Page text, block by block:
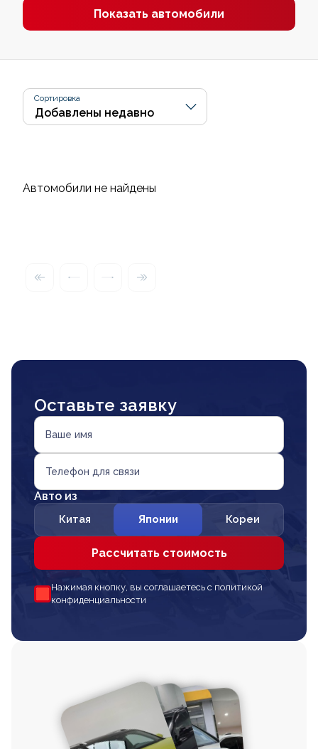
Показать автомобили
Сортировка
Автомобили не найдены
Оставьте заявку
Ваше имя
Телефон для связи
Авто из
Китая Японии Кореи
Рассчитать стоимость
Нажимая кнопку, вы соглашаетесь с политикой
конфиденциальности